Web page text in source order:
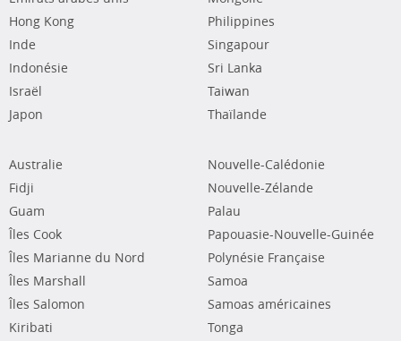
Hong Kong
Inde
Indonésie
Israël
Japon
Philippines
Singapour
Sri Lanka
Taiwan
Thaïlande
Australie
Fidji
Guam
Îles Cook
Îles Marianne du Nord
Îles Marshall
Îles Salomon
Kiribati
Nouvelle-Calédonie
Nouvelle-Zélande
Palau
Papouasie-Nouvelle-Guinée
Polynésie Française
Samoa
Samoas américaines
Tonga